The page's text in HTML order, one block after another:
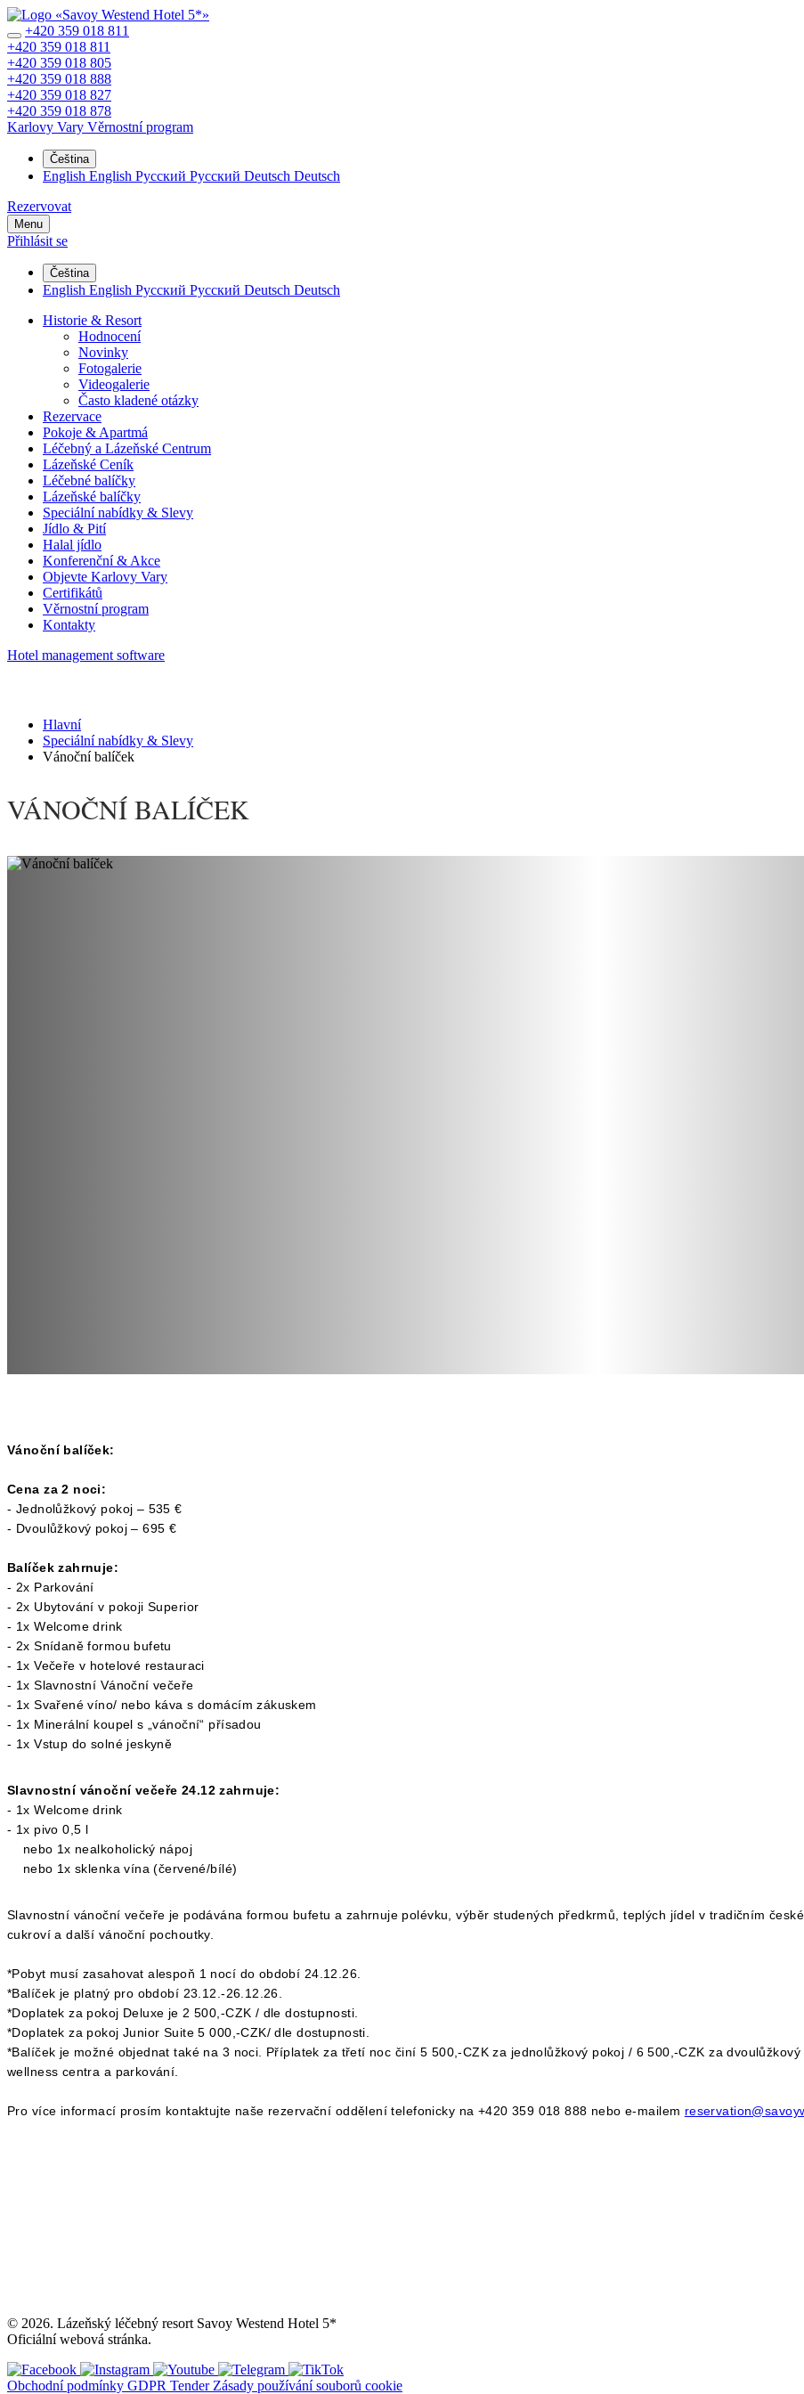
+420 359 018 811
+420 359 018 811
+420 359 018 805
+420 359 018 888
+420 359 018 827
+420 359 018 878
Karlovy Vary Věrnostní program
Čeština
English English Русский Русский Deutsch Deutsch
Rezervovat
Menu
Přihlásit se
Čeština
English English Русский Русский Deutsch Deutsch
Historie & Resort
Hodnocení
Novinky
Fotogalerie
Videogalerie
Často kladené otázky
Rezervace
Pokoje & Apartmá
Léčebný a Lázeňské Centrum
Lázeňské Ceník
Léčebné balíčky
Lázeňské balíčky
Speciální nabídky & Slevy
Jídlo & Pití
Halal jídlo
Konferenční & Akce
Objevte Karlovy Vary
Certifikátů
Věrnostní program
Kontakty
Hotel management software
Hlavní
Speciální nabídky & Slevy
Vánoční balíček
VÁNOČNÍ BALÍČEK
Vánoční balíček:
Cena za 2 noci:
- Jednolůžkový pokoj – 535 €
- Dvoulůžkový pokoj – 695 €
Balíček zahrnuje:
- 2x Parkování
- 2x Ubytování v pokoji Superior
- 1x Welcome drink
- 2x Snídaně formou bufetu
- 1x Večeře v hotelové restauraci
- 1x Slavnostní Vánoční večeře
- 1x Svařené víno/ nebo káva s domácím zákuskem
- 1x Minerální koupel s „vánoční“ přísadou
- 1x Vstup do solné jeskyně
Slavnostní vánoční večeře 24.12 zahrnuje:
- 1x Welcome drink
- 1x pivo 0,5 l
nebo 1x nealkoholický nápoj
nebo 1x sklenka vína (červené/bílé)
Slavnostní vánoční večeře je podávána formou bufetu a zahrnuje polévku, výběr studených předkrmů, teplých jídel v tradičním
cukroví a další vánoční pochoutky.
*Pobyt musí zasahovat alespoň 1 nocí do období 24.12.26.
*Balíček je platný pro období 23.12.-26.12.26.
*Doplatek za pokoj Deluxe je 2 500,-CZK / dle dostupnosti.
*Doplatek za pokoj Junior Suite 5 000,-CZK/ dle dostupnosti.
*Balíček je možné objednat také na 3 noci. Příplatek za třetí noc činí 5 500,-CZK za jednolůžkový pokoj / 6 500,-CZK za
wellness centra a parkování.
Pro více informací prosím kontaktujte naše rezervační oddělení telefonicky na +420 359 018 888 nebo e-mailem
© 2026. Lázeňský léčebný resort Savoy Westend Hotel 5*
Oficiální webová stránka.
Obchodní podmínky GDPR Tender Zásady používání souborů cookie